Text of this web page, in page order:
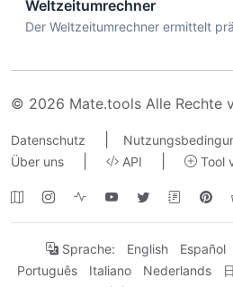
Weltzeitumrechner
Der Weltzeitumrechner ermittelt
© 2026 Mate.tools Alle Rechte
Datenschutz
Über uns API Tool
Sprache: English Español
Português
Italiano Nederlands